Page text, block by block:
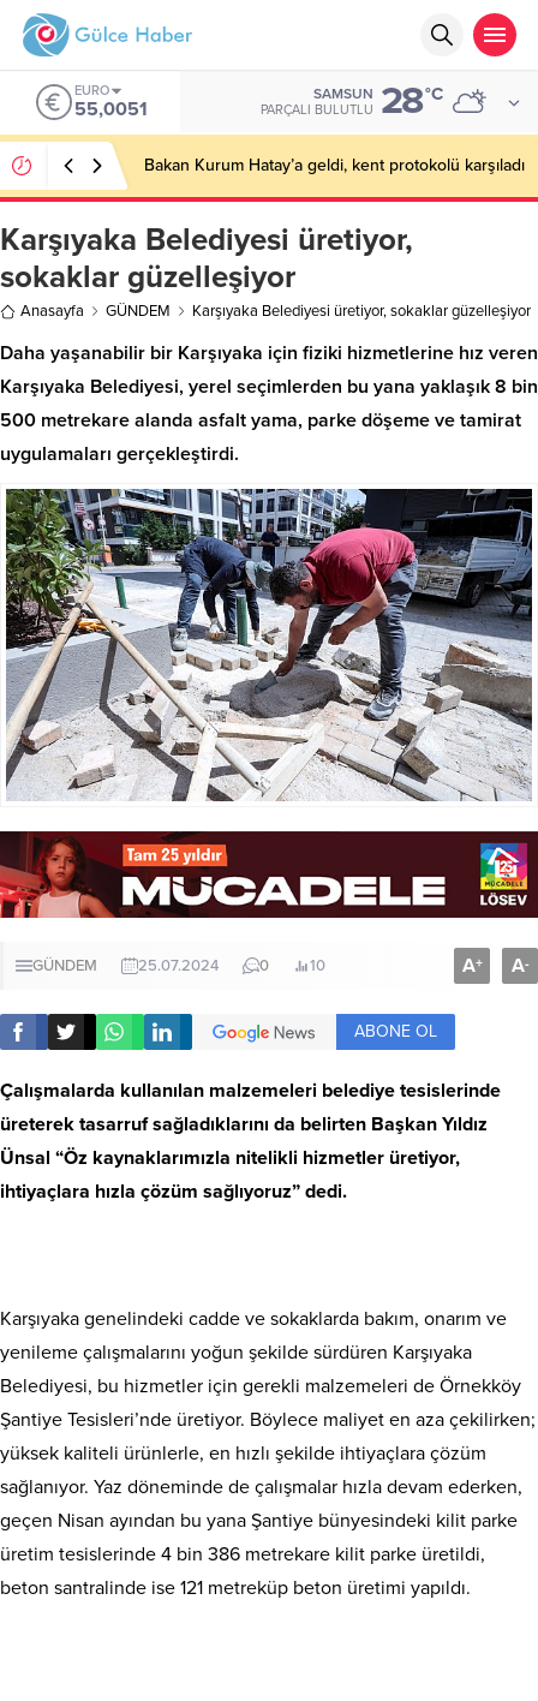
EURO
55,0051
SAMSUN
PARÇALI BULUTLU 28°C
Bakan Kurum Hatay’a geldi, kent protokolü karşıladı
Karşıyaka Belediyesi üretiyor,
sokaklar güzelleşiyor
Anasayfa GÜNDEM Karşıyaka Belediyesi üretiyor, sokaklar güzelleşiyor
Daha yaşanabilir bir Karşıyaka için fiziki hizmetlerine hız veren
Karşıyaka Belediyesi, yerel seçimlerden bu yana yaklaşık 8 bin
500 metrekare alanda asfalt yama, parke döşeme ve tamirat
uygulamaları gerçekleştirdi.
GÜNDEM 25.07.2024 0 10 A+ A-
ABONE OL
Çalışmalarda kullanılan malzemeleri belediye tesislerinde
üreterek tasarruf sağladıklarını da belirten Başkan Yıldız
Ünsal “Öz kaynaklarımızla nitelikli hizmetler üretiyor,
ihtiyaçlara hızla çözüm sağlıyoruz” dedi.
Karşıyaka genelindeki cadde ve sokaklarda bakım, onarım ve
yenileme çalışmalarını yoğun şekilde sürdüren Karşıyaka
Belediyesi, bu hizmetler için gerekli malzemeleri de Örnekköy
Şantiye Tesisleri’nde üretiyor. Böylece maliyet en aza çekilirken;
yüksek kaliteli ürünlerle, en hızlı şekilde ihtiyaçlara çözüm
sağlanıyor. Yaz döneminde de çalışmalar hızla devam ederken,
geçen Nisan ayından bu yana Şantiye bünyesindeki kilit parke
üretim tesislerinde 4 bin 386 metrekare kilit parke üretildi,
beton santralinde ise 121 metreküp beton üretimi yapıldı.